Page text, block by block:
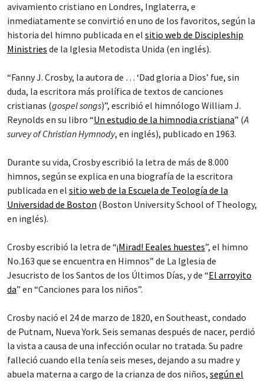
avivamiento cristiano en Londres, Inglaterra, e
inmediatamente se convirtió en uno de los favoritos, según la
historia del himno publicada en el sitio web de Discipleship
Ministries de la Iglesia Metodista Unida (en inglés).
“Fanny J. Crosby, la autora de … ‘Dad gloria a Dios’ fue, sin
duda, la escritora más prolífica de textos de canciones
cristianas (gospel songs)”, escribió el himnólogo William J.
Reynolds en su libro “Un estudio de la himnodia cristiana” (A
survey of Christian Hymnody, en inglés), publicado en 1963.
Durante su vida, Crosby escribió la letra de más de 8.000
himnos, según se explica en una biografía de la escritora
publicada en el sitio web de la Escuela de Teología de la
Universidad de Boston (Boston University School of Theology,
en inglés).
Crosby escribió la letra de “¡Mirad! Eeales huestes”, el himno
No.163 que se encuentra en Himnos” de La Iglesia de
Jesucristo de los Santos de los Últimos Días, y de “El arroyito
da” en “Canciones para los niños”.
Crosby nació el 24 de marzo de 1820, en Southeast, condado
de Putnam, Nueva York. Seis semanas después de nacer, perdió
la vista a causa de una infección ocular no tratada. Su padre
falleció cuando ella tenía seis meses, dejando a su madre y
abuela materna a cargo de la crianza de dos niños, según el